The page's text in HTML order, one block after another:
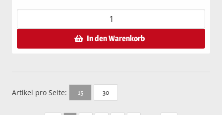
In den Warenkorb
Artikel pro Seite: 15 30